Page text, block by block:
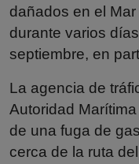
dañados en el
durante varios
septiembre, en
La agencia de
Autoridad
de una fuga de
cerca de la ruta